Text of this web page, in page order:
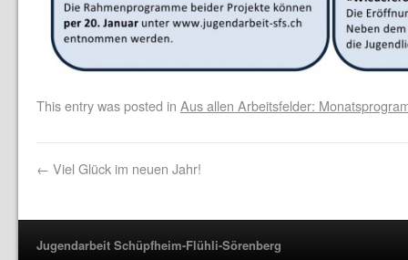
This entry was posted in Aus allen Arbeitsfelder:
← Viel Glück im neuen Jahr!
Jugendarbeit Schüpfheim-Flühli-Sörenberg